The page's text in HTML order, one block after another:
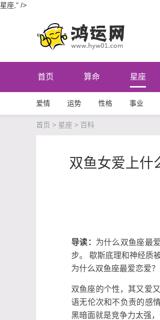
星座," />
首页 算命 星座
爱情 运势 性格 事业
首页 > 星座 > 百科
双鱼女爱上什
导读： 为什么双鱼座最
步。 歇斯底理和神经质
为什么双鱼座最爱恋爱？
双鱼座的个性，其又爱
语无伦次和不负责的感
黑暗面就是竞争力太强